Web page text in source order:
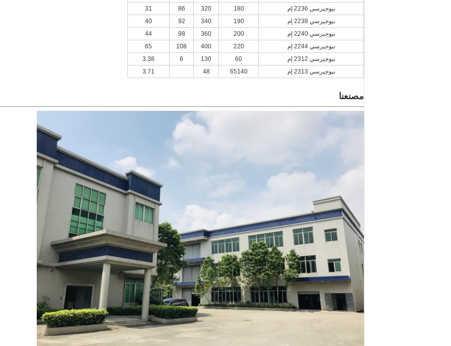
نيوجيرسي 2236 إم
180
320
86
31
نيوجيرسي 2238 إم
190
340
92
40
نيوجيرسي 2240 إم
200
360
98
44
نيوجيرسي 2244 إم
220
400
108
65
نيوجيرسي 2312 إم
60
130
6
3.38
نيوجيرسي 2313 إم
65140
48
3.71
مصنعنا